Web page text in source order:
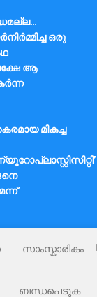
ഒരു
ആ
മികച്ച
സാംസ്കാരികം
ബന്ധപെടുക